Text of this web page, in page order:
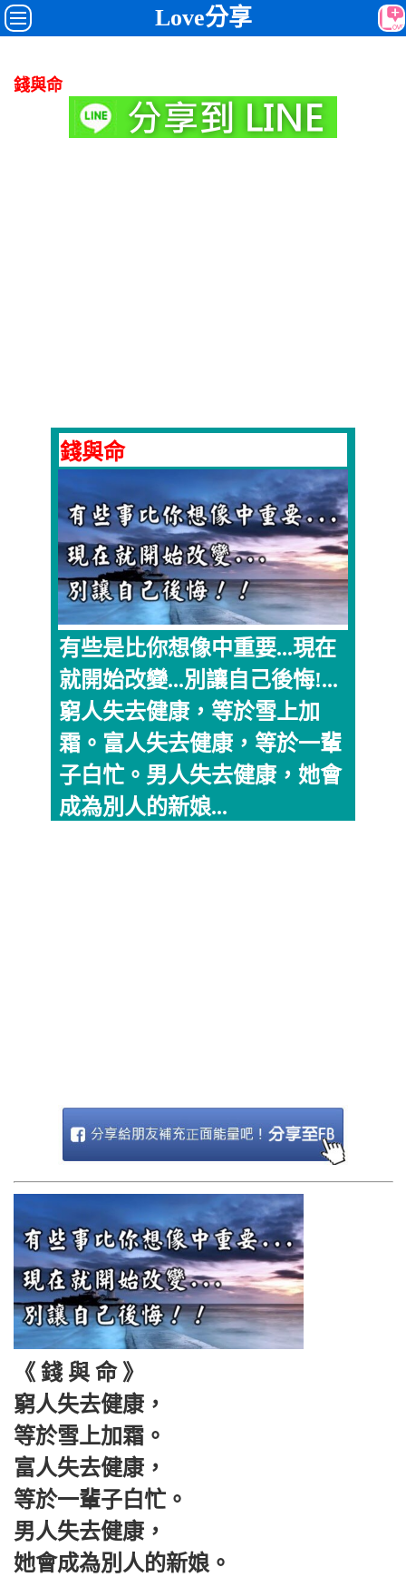
Love分享
錢與命
錢與命
有些是比你想像中重要...現在
就開始改變...別讓自己後悔!...
窮人失去健康，等於雪上加
霜。富人失去健康，等於一輩
子白忙。男人失去健康，她會
成為別人的新娘...
《 錢 與 命 》
窮人失去健康，
等於雪上加霜。
富人失去健康，
等於一輩子白忙。
男人失去健康，
她會成為別人的新娘。